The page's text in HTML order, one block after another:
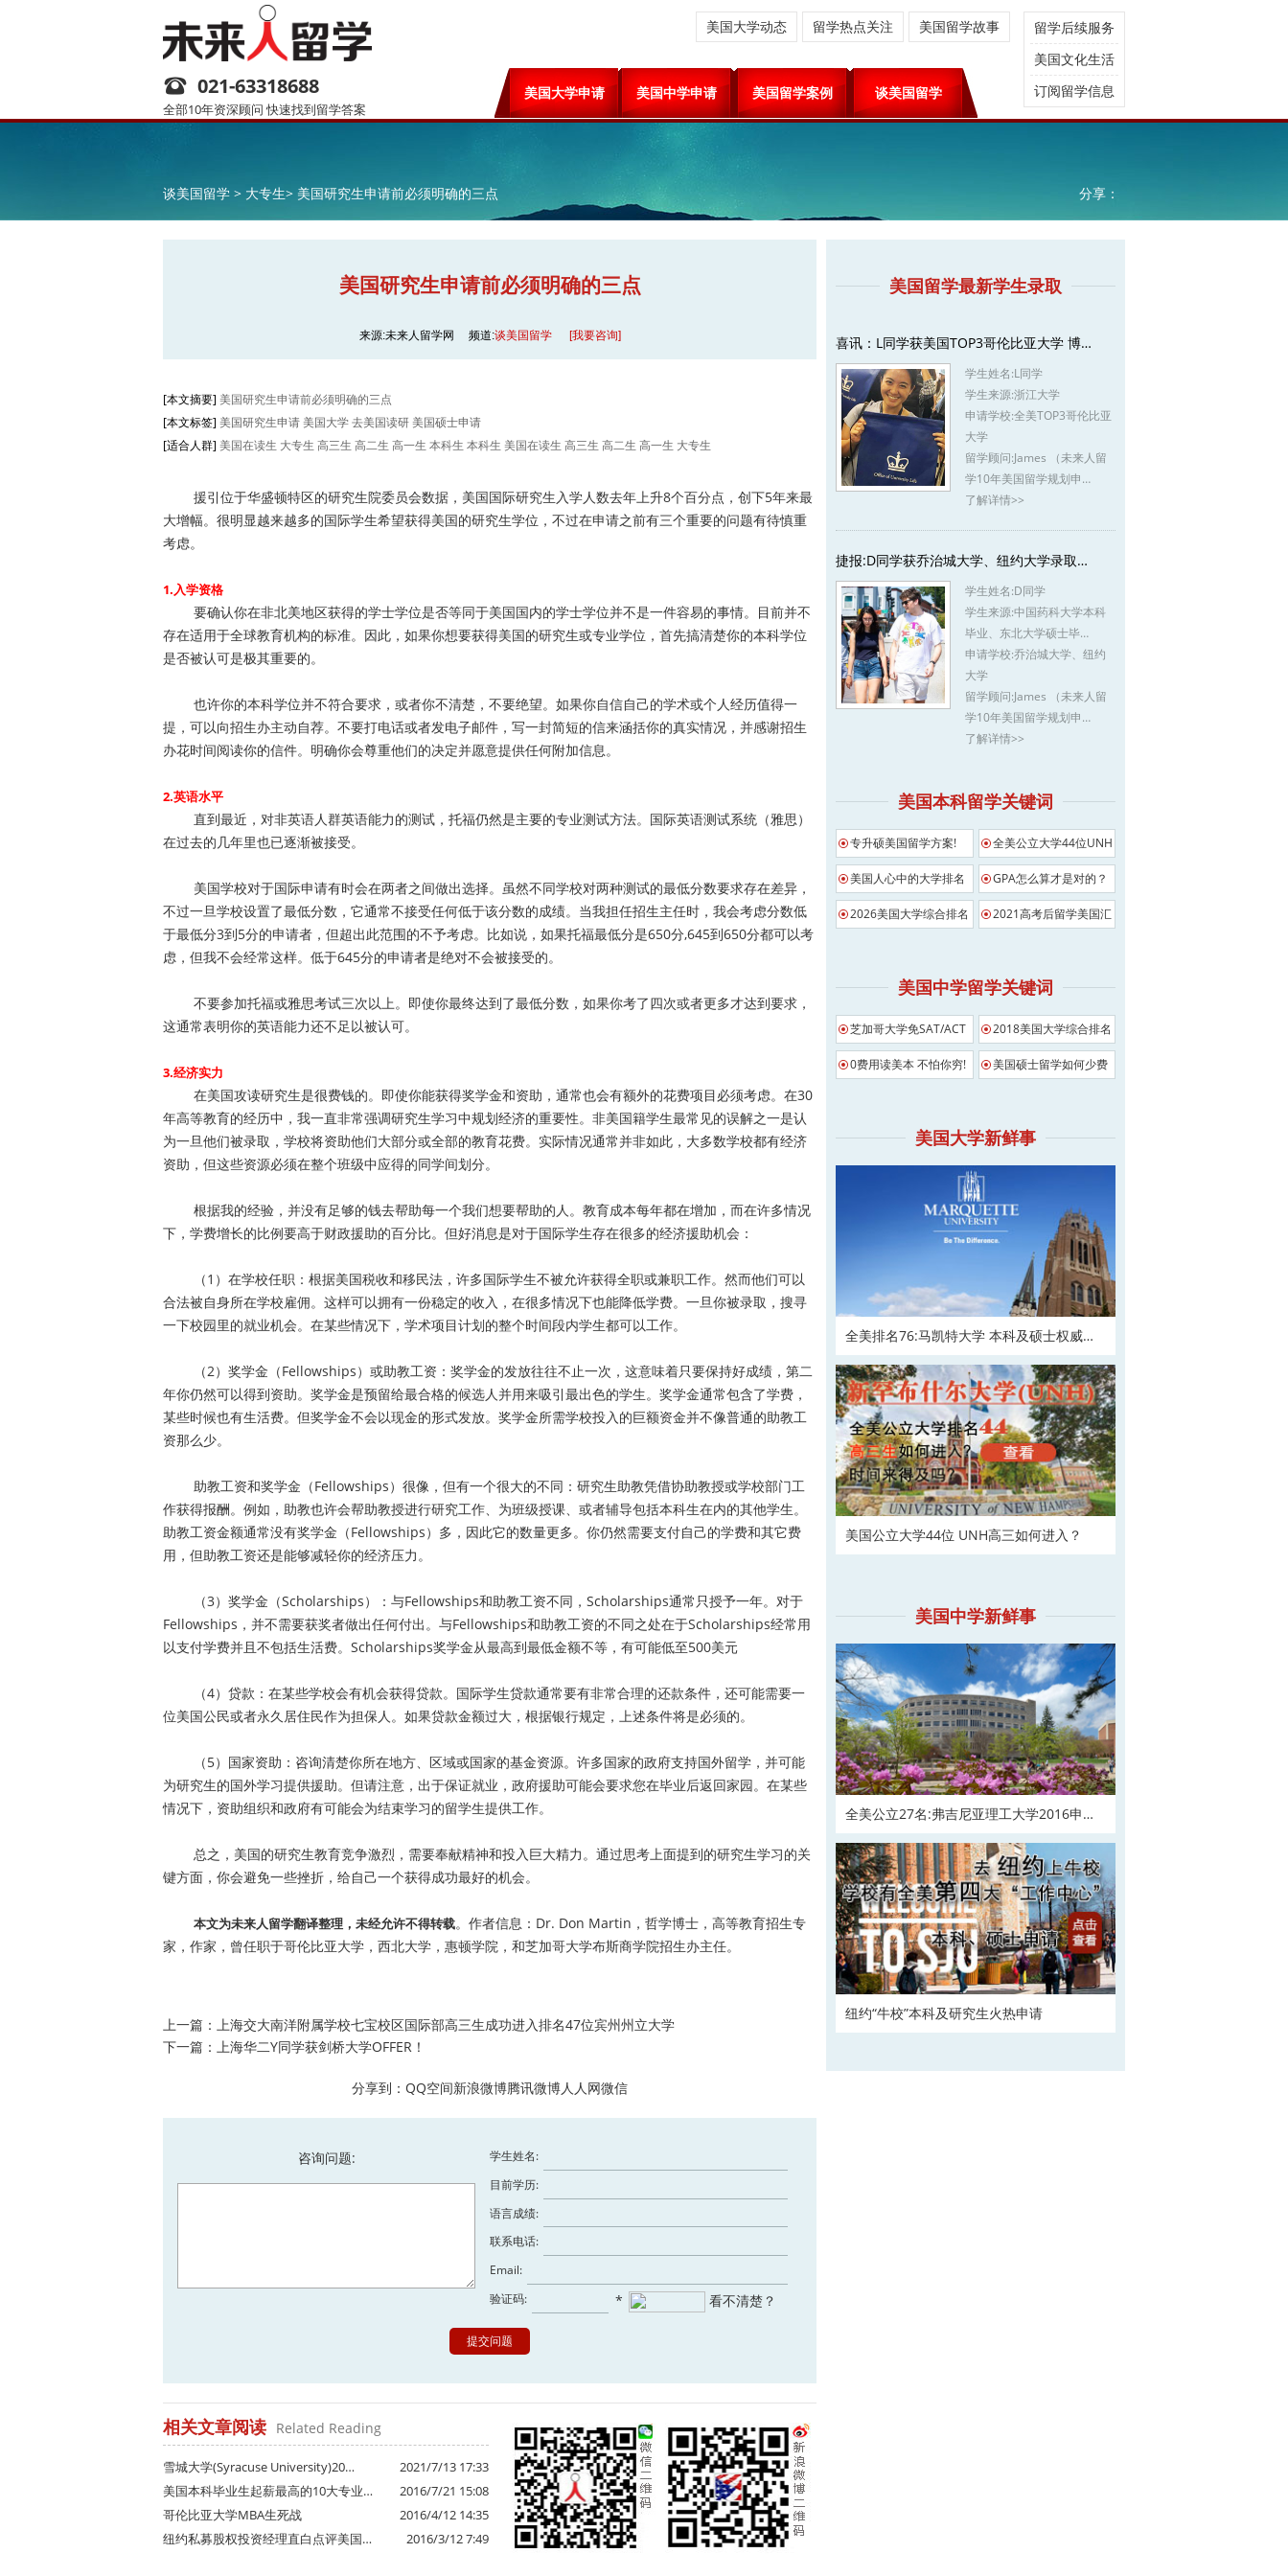
021-63318688
全部10年资深顾问 快速找到留学答案
美国大学申请 美国中学申请 美国留学案例 谈美国留学
美国大学动态 留学热点关注 美国留学故事
留学后续服务
美国文化生活
订阅留学信息
谈美国留学 > 大专生> 美国研究生申请前必须明确的三点 分享：
美国研究生申请前必须明确的三点
来源:未来人留学网 频道:谈美国留学 [我要咨询]
[本文摘要] 美国研究生申请前必须明确的三点
[本文标签] 美国研究生申请 美国大学 去美国读研 美国硕士申请
[适合人群] 美国在读生 大专生 高三生 高二生 高一生 本科生 本科生 美国在读生 高三生 高二生 高一生 大专生
援引位于华盛顿特区的研究生院委员会数据，美国国际研究生入学人数去年上升8个百分点，创下5年来最
大增幅。很明显越来越多的国际学生希望获得美国的研究生学位，不过在申请之前有三个重要的问题有待慎重
考虑。
1.入学资格
要确认你在非北美地区获得的学士学位是否等同于美国国内的学士学位并不是一件容易的事情。目前并不
存在适用于全球教育机构的标准。因此，如果你想要获得美国的研究生或专业学位，首先搞清楚你的本科学位
是否被认可是极其重要的。
也许你的本科学位并不符合要求，或者你不清楚，不要绝望。如果你自信自己的学术或个人经历值得一
提，可以向招生办主动自荐。不要打电话或者发电子邮件，写一封简短的信来涵括你的真实情况，并感谢招生
办花时间阅读你的信件。明确你会尊重他们的决定并愿意提供任何附加信息。
2.英语水平
直到最近，对非英语人群英语能力的测试，托福仍然是主要的专业测试方法。国际英语测试系统（雅思）
在过去的几年里也已逐渐被接受。
美国学校对于国际申请有时会在两者之间做出选择。虽然不同学校对两种测试的最低分数要求存在差异，
不过一旦学校设置了最低分数，它通常不接受任何低于该分数的成绩。当我担任招生主任时，我会考虑分数低
于最低分3到5分的申请者，但超出此范围的不予考虑。比如说，如果托福最低分是650分,645到650分都可以考
虑，但我不会经常这样。低于645分的申请者是绝对不会被接受的。
不要参加托福或雅思考试三次以上。即使你最终达到了最低分数，如果你考了四次或者更多才达到要求，
这通常表明你的英语能力还不足以被认可。
3.经济实力
在美国攻读研究生是很费钱的。即使你能获得奖学金和资助，通常也会有额外的花费项目必须考虑。在30
年高等教育的经历中，我一直非常强调研究生学习中规划经济的重要性。非美国籍学生最常见的误解之一是认
为一旦他们被录取，学校将资助他们大部分或全部的教育花费。实际情况通常并非如此，大多数学校都有经济
资助，但这些资源必须在整个班级中应得的同学间划分。
根据我的经验，并没有足够的钱去帮助每一个我们想要帮助的人。教育成本每年都在增加，而在许多情况
下，学费增长的比例要高于财政援助的百分比。但好消息是对于国际学生存在很多的经济援助机会：
（1）在学校任职：根据美国税收和移民法，许多国际学生不被允许获得全职或兼职工作。然而他们可以
合法被自身所在学校雇佣。这样可以拥有一份稳定的收入，在很多情况下也能降低学费。一旦你被录取，搜寻
一下校园里的就业机会。在某些情况下，学术项目计划的整个时间段内学生都可以工作。
（2）奖学金（Fellowships）或助教工资：奖学金的发放往往不止一次，这意味着只要保持好成绩，第二
年你仍然可以得到资助。奖学金是预留给最合格的候选人并用来吸引最出色的学生。奖学金通常包含了学费，
某些时候也有生活费。但奖学金不会以现金的形式发放。奖学金所需学校投入的巨额资金并不像普通的助教工
资那么少。
助教工资和奖学金（Fellowships）很像，但有一个很大的不同：研究生助教凭借协助教授或学校部门工
作获得报酬。例如，助教也许会帮助教授进行研究工作、为班级授课、或者辅导包括本科生在内的其他学生。
助教工资金额通常没有奖学金（Fellowships）多，因此它的数量更多。你仍然需要支付自己的学费和其它费
用，但助教工资还是能够减轻你的经济压力。
（3）奖学金（Scholarships）：与Fellowships和助教工资不同，Scholarships通常只授予一年。对于
Fellowships，并不需要获奖者做出任何付出。与Fellowships和助教工资的不同之处在于Scholarships经常用
以支付学费并且不包括生活费。Scholarships奖学金从最高到最低金额不等，有可能低至500美元
（4）贷款：在某些学校会有机会获得贷款。国际学生贷款通常要有非常合理的还款条件，还可能需要一
位美国公民或者永久居住民作为担保人。如果贷款金额过大，根据银行规定，上述条件将是必须的。
（5）国家资助：咨询清楚你所在地方、区域或国家的基金资源。许多国家的政府支持国外留学，并可能
为研究生的国外学习提供援助。但请注意，出于保证就业，政府援助可能会要求您在毕业后返回家园。在某些
情况下，资助组织和政府有可能会为结束学习的留学生提供工作。
总之，美国的研究生教育竞争激烈，需要奉献精神和投入巨大精力。通过思考上面提到的研究生学习的关
键方面，你会避免一些挫折，给自己一个获得成功最好的机会。
本文为未来人留学翻译整理，未经允许不得转载。作者信息：Dr. Don Martin，哲学博士，高等教育招生专
家，作家，曾任职于哥伦比亚大学，西北大学，惠顿学院，和芝加哥大学布斯商学院招生办主任。
上一篇： 上海交大南洋附属学校七宝校区国际部高三生成功进入排名47位宾州州立大学
下一篇： 上海华二Y同学获剑桥大学OFFER！
分享到： QQ空间新浪微博腾讯微博人人网微信
咨询问题:
学生姓名:
目前学历:
语言成绩:
联系电话:
Email:
验证码:
看不清楚？
*
相关文章阅读 Related Reading
2021/7/13 17:33
雪城大学(Syracuse University)20…
2016/7/21 15:08
美国本科毕业生起薪最高的10大专业…
2016/4/12 14:35
哥伦比亚大学MBA生死战
2016/3/12 7:49
纽约私募股权投资经理直白点评美国…
美国留学最新学生录取
喜讯：L同学获美国TOP3哥伦比亚大学 博…
学生姓名:L同学
学生来源:浙江大学
申请学校:全美TOP3哥伦比亚
大学
留学顾问:James （未来人留
学10年美国留学规划申…
了解详情>>
捷报:D同学获乔治城大学、纽约大学录取…
学生姓名:D同学
学生来源:中国药科大学本科
毕业、东北大学硕士毕…
申请学校:乔治城大学、纽约
大学
留学顾问:James （未来人留
学10年美国留学规划申…
了解详情>>
美国本科留学关键词
专升硕美国留学方案! 全美公立大学44位UNH
美国人心中的大学排名 GPA怎么算才是对的？
2026美国大学综合排名
2021高考后留学美国汇
美国中学留学关键词
芝加哥大学免SAT/ACT
影响
2018美国大学综合排名
0费用读美本 不怕你穷!
美国硕士留学如何少费
美国大学新鲜事
全美排名76:马凯特大学 本科及硕士权威申
请！
美国公立大学44位 UNH高三如何进入？
美国中学新鲜事
全美公立27名:弗吉尼亚理工大学2016申请
正在
纽约“牛校”本科及研究生火热申请